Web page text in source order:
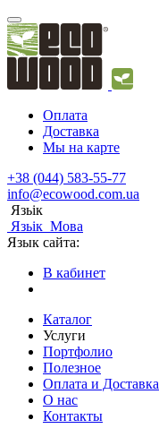
Оплата
Доставка
Мы на карте
+38 (044) 583-55-77
info@ecowood.com.ua
Язьік
Язьік Мова
Язык сайта:
В кабинет
Каталог
Услуги
Портфолио
Полезное
Оплата и Доставка
О нас
Контакты